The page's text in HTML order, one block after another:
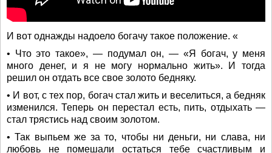
И вот однажды надоело богачу такое положение. «
• Что это такое», — подумал он, — «Я богач, у меня
много денег, и я не могу нормально жить». И тогда
решил он отдать все свое золото бедняку.
• И вот, с тех пор, богач стал жить и веселиться, а бедняк
изменился. Теперь он перестал есть, пить, отдыхать —
стал трястись над своим золотом.
• Так выпьем же за то, чтобы ни деньги, ни слава, ни
любовь не помешали остаться тебе счастливым и